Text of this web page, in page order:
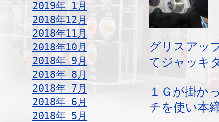
2019年 1月
2018年12月
2018年11月
2018年10月
2018年 9月
2018年 8月
2018年 7月
2018年 6月
2018年 5月
グリスアッ
てジャッキ
１Ｇが掛か
チを使い本